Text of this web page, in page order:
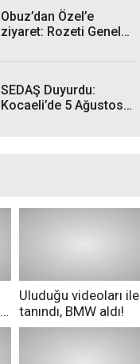
Obuz’dan Özel’e
ziyaret: Rozeti Genel
SEDAŞ Duyurdu:
Kocaeli’de 5 Ağustos
Uluduğu videoları ile
tanındı, BMW aldı!